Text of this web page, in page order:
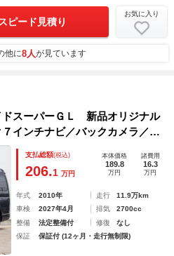
ピード見積り
お気に入り
他に8人が見ています
スーパーＧＬ 新品オリジナル
インチナビ／バックカメラ／Ｅ
キット／フローリング／サード
コーダー／カロッツェリアサテ
支払総額(税込)
206.1 万円
本体価格
189.8
万円
諸費用
16.3
万円
年式 2010年 走行
11.9万km
車検
2027年4月 排気
2700cc
整備
法定整備付 修復
なし
保証
保証付 (12ヶ月・走行無制限)